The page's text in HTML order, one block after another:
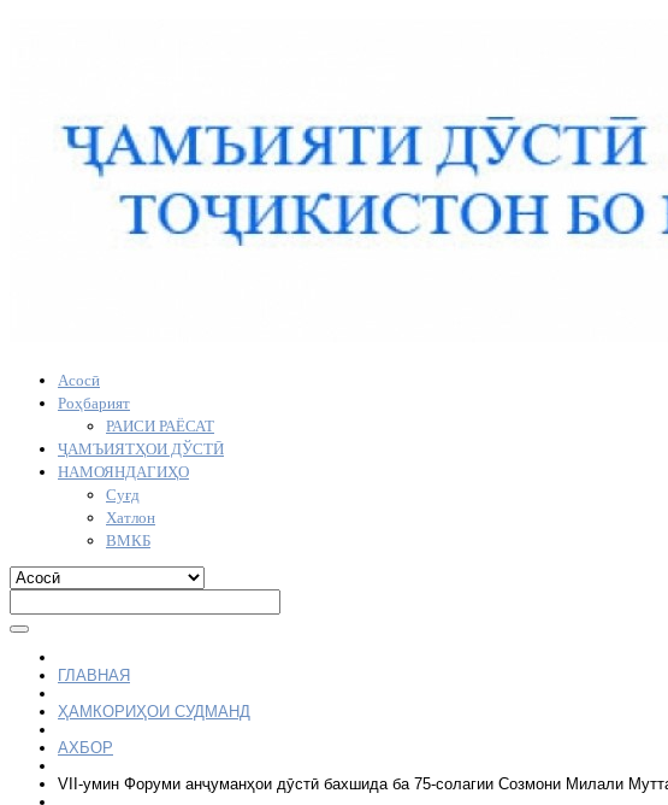
Асосӣ
Роҳбарият
РАИСИ РАЁСАТ
ҶАМЪИЯТҲОИ ДЎСТӢ
НАМОЯНДАГИҲО
Суғд
Хатлон
ВМКБ
ГЛАВНАЯ
ҲАМКОРИҲОИ СУДМАНД
АХБОР
VII-умин Форуми анҷуманҳои дӯстӣ бахшида ба 75-солагии Созмони Милали